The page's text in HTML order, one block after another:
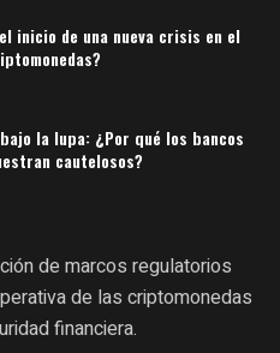
inicio de una nueva crisis en el
la lupa: ¿Por qué los bancos
cautelosos?
de marcos regulatorios
de las criptomonedas
financiera.